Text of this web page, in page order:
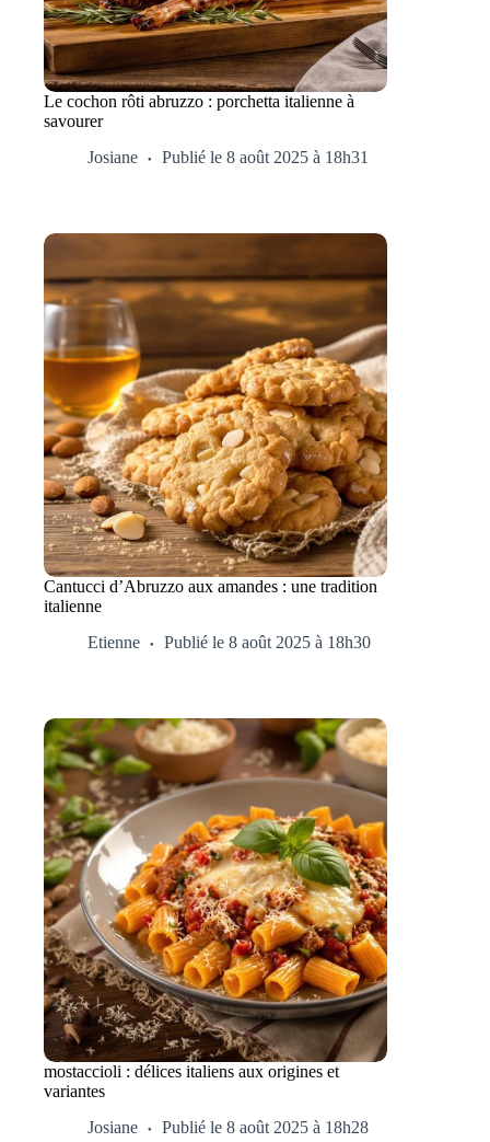
Le cochon rôti abruzzo : porchetta italienne à
savourer
Josiane
Publié le 8 août 2025 à 18h31
Cantucci d’Abruzzo aux amandes : une tradition
italienne
Etienne
Publié le 8 août 2025 à 18h30
mostaccioli : délices italiens aux origines et
variantes
Josiane
Publié le 8 août 2025 à 18h28